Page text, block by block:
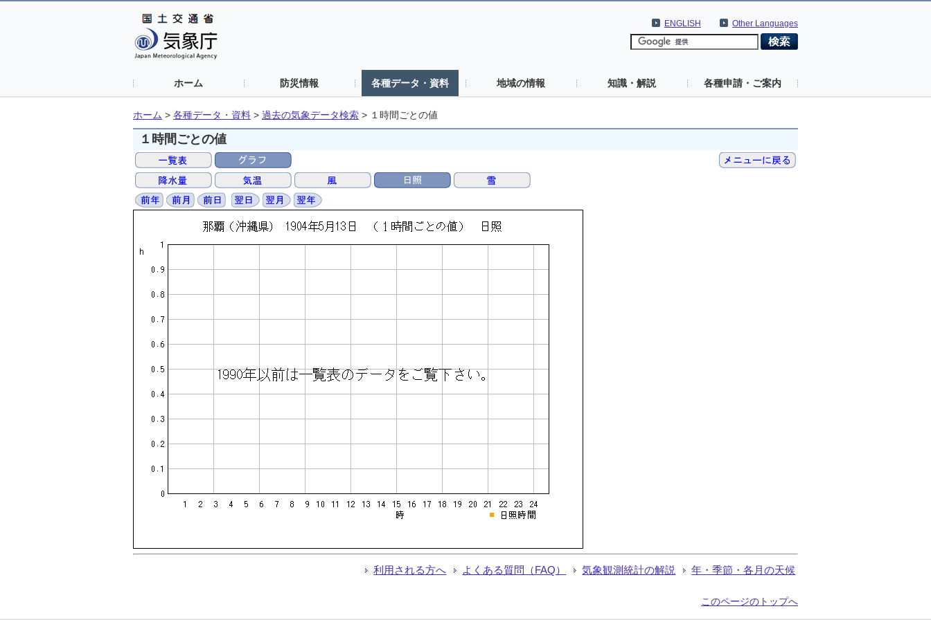
Other Languages
ENGLISH
ホーム 防災情報 各種データ・資料 地域の情報 知識・解説 各種申請・ご案内
ホーム > 各種データ・資料 > 過去の気象データ検索 > １時間ごとの値
１時間ごとの値
利用される方へ よくある質問（FAQ） 気象観測統計の解説 年・季節・各月の天候
このページのトップへ